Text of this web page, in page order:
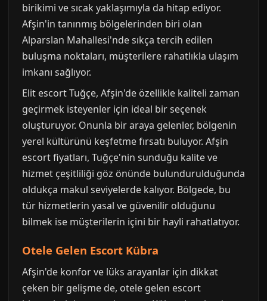
birikimi ve sıcak yaklaşımıyla da hitap ediyor.
Afşin'in tanınmış bölgelerinden biri olan
Alparslan Mahallesi'nde sıkça tercih edilen
buluşma noktaları, müşterilere rahatlıkla ulaşım
imkanı sağlıyor.
Elit escort Tuğçe, Afşin'de özellikle kaliteli zaman
geçirmek isteyenler için ideal bir seçenek
oluşturuyor. Onunla bir araya gelenler, bölgenin
yerel kültürünü keşfetme fırsatı buluyor. Afşin
escort fiyatları, Tuğçe'nin sunduğu kalite ve
hizmet çeşitliliği göz önünde bulundurulduğunda
oldukça makul seviyelerde kalıyor. Bölgede, bu
tür hizmetlerin yasal ve güvenilir olduğunu
bilmek ise müşterilerin içini bir hayli rahatlatıyor.
Otele Gelen Escort Kübra
Afşin'de konfor ve lüks arayanlar için dikkat
çeken bir gelişme de, otele gelen escort